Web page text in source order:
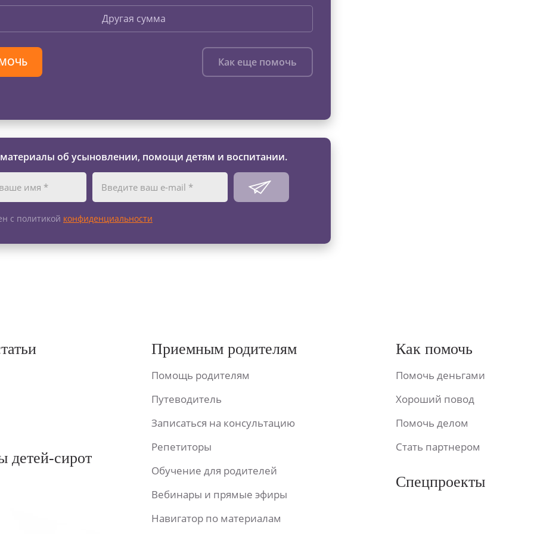
Другая сумма
Как еще помочь
об усыновлении, помощи детям и воспитании.
с политикой конфиденциальности
детей-сирот
Приемным родителям
Помощь родителям
Путеводитель
Записаться на консультацию
Репетиторы
Обучение для родителей
Вебинары и прямые эфиры
Навигатор по материалам
Как помочь
Помочь деньгами
Хороший повод
Помочь делом
Стать партнером
Спецпроекты